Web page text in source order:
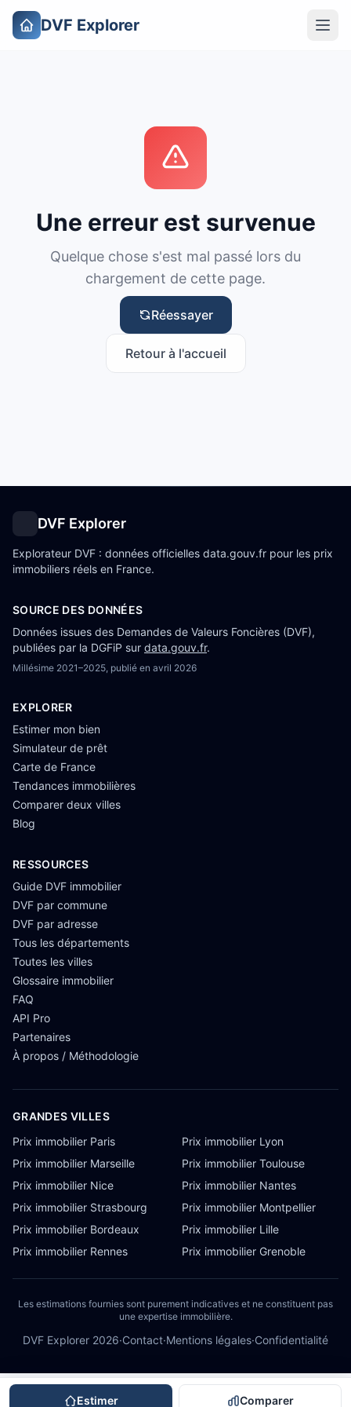
DVF Explorer
Une erreur est survenue
Quelque chose s'est mal passé lors du
chargement de cette page.
Réessayer
Retour à l'accueil
Estimer Comparer
DVF Explorer
Explorateur DVF : données officielles data.gouv.fr pour les prix
immobiliers réels en France.
SOURCE DES DONNÉES
Données issues des Demandes de Valeurs Foncières (DVF),
publiées par la DGFiP sur data.gouv.fr.
Millésime 2021–2025, publié en avril 2026
EXPLORER
Estimer mon bien
Simulateur de prêt
Carte de France
Tendances immobilières
Comparer deux villes
Blog
RESSOURCES
Guide DVF immobilier
DVF par commune
DVF par adresse
Tous les départements
Toutes les villes
Glossaire immobilier
FAQ
API Pro
Partenaires
À propos / Méthodologie
GRANDES VILLES
Prix immobilier Paris
Prix immobilier Lyon
Prix immobilier Marseille
Prix immobilier Toulouse
Prix immobilier Nice
Prix immobilier Nantes
Prix immobilier Strasbourg
Prix immobilier Montpellier
Prix immobilier Bordeaux
Prix immobilier Lille
Prix immobilier Rennes
Prix immobilier Grenoble
Les estimations fournies sont purement indicatives et ne constituent pas
une expertise immobilière.
DVF Explorer 2026·Contact·Mentions légales·Confidentialité